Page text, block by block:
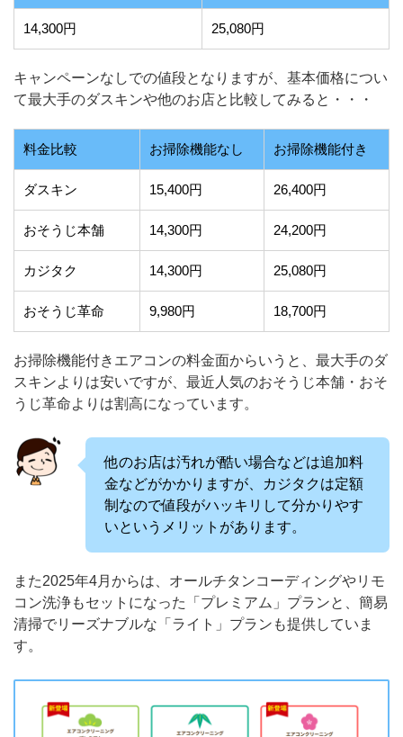
14,300円 25,080円
キャンペーンなしでの値段となりますが、基本価格につい
て最大手のダスキンや他のお店と比較してみると・・・
料金比較 お掃除機能なし お掃除機能付き
ダスキン 15,400円 26,400円
おそうじ本舗 14,300円 24,200円
カジタク 14,300円 25,080円
おそうじ革命 9,980円 18,700円
お掃除機能付きエアコンの料金面からいうと、最大手のダ
スキンよりは安いですが、最近人気のおそうじ本舗・おそ
うじ革命よりは割高になっています。
他のお店は汚れが酷い場合などは追加料
金などがかかりますが、カジタクは定額
制なので値段がハッキリして分かりやす
いというメリットがあります。
また2025年4月からは、オールチタンコーディングやリモ
コン洗浄もセットになった「プレミアム」プランと、簡易
清掃でリーズナブルな「ライト」プランも提供していま
す。